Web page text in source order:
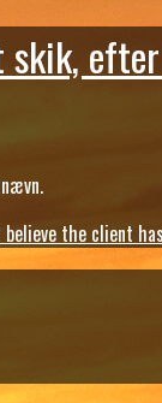
believe the client